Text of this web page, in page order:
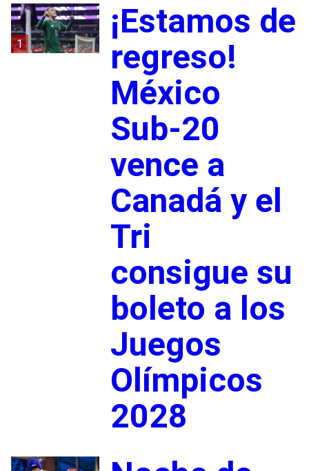
1
¡Estamos de
regreso!
México
Sub-20
vence a
Canadá y el
Tri
consigue su
boleto a los
Juegos
Olímpicos
2028